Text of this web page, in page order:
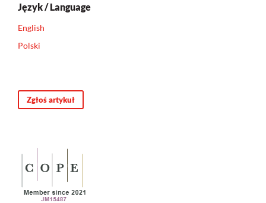
Język / Language
English
Polski
Zgłoś artykuł